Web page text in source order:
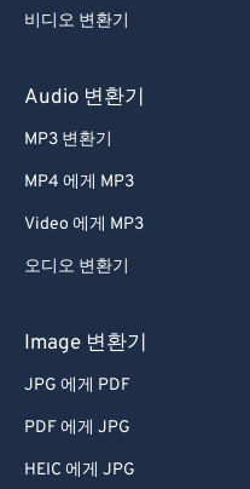
비디오 변환기
Audio 변환기
MP3 변환기
MP4 에게 MP3
Video 에게 MP3
오디오 변환기
Image 변환기
JPG 에게 PDF
PDF 에게 JPG
HEIC 에게 JPG